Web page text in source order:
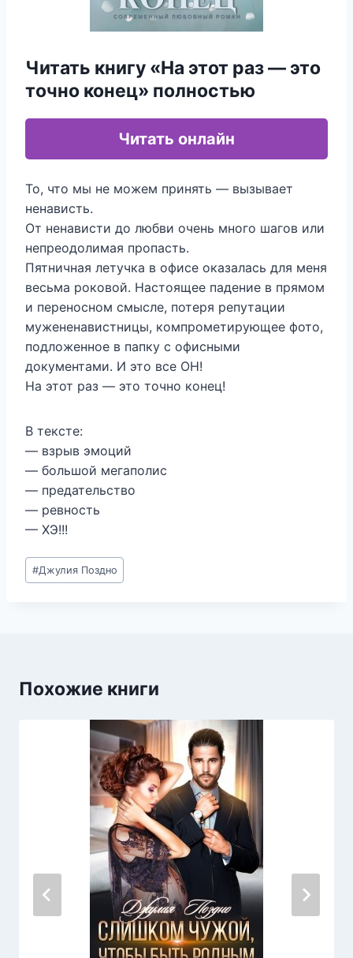
Читать книгу «На этот раз — это
точно конец» полностью
Читать онлайн
То, что мы не можем принять — вызывает
ненависть.
От ненависти до любви очень много шагов или
непреодолимая пропасть.
Пятничная летучка в офисе оказалась для меня
весьма роковой. Настоящее падение в прямом
и переносном смысле, потеря репутации
мужененавистницы, компрометирующее фото,
подложенное в папку с офисными
документами. И это все ОН!
На этот раз — это точно конец!
В тексте:
— взрыв эмоций
— большой мегаполис
— предательство
— ревность
— ХЭ!!!
Метки
записи:
#Джулия Поздно
Похожие книги